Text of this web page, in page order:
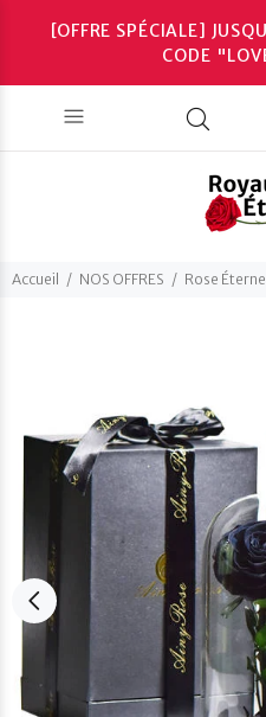
[OFFRE SPÉCIALE]
CODE
Accueil NOS OFFRES Rose